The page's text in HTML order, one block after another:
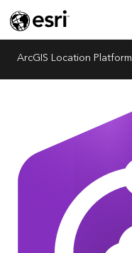
ArcGIS Location Platform